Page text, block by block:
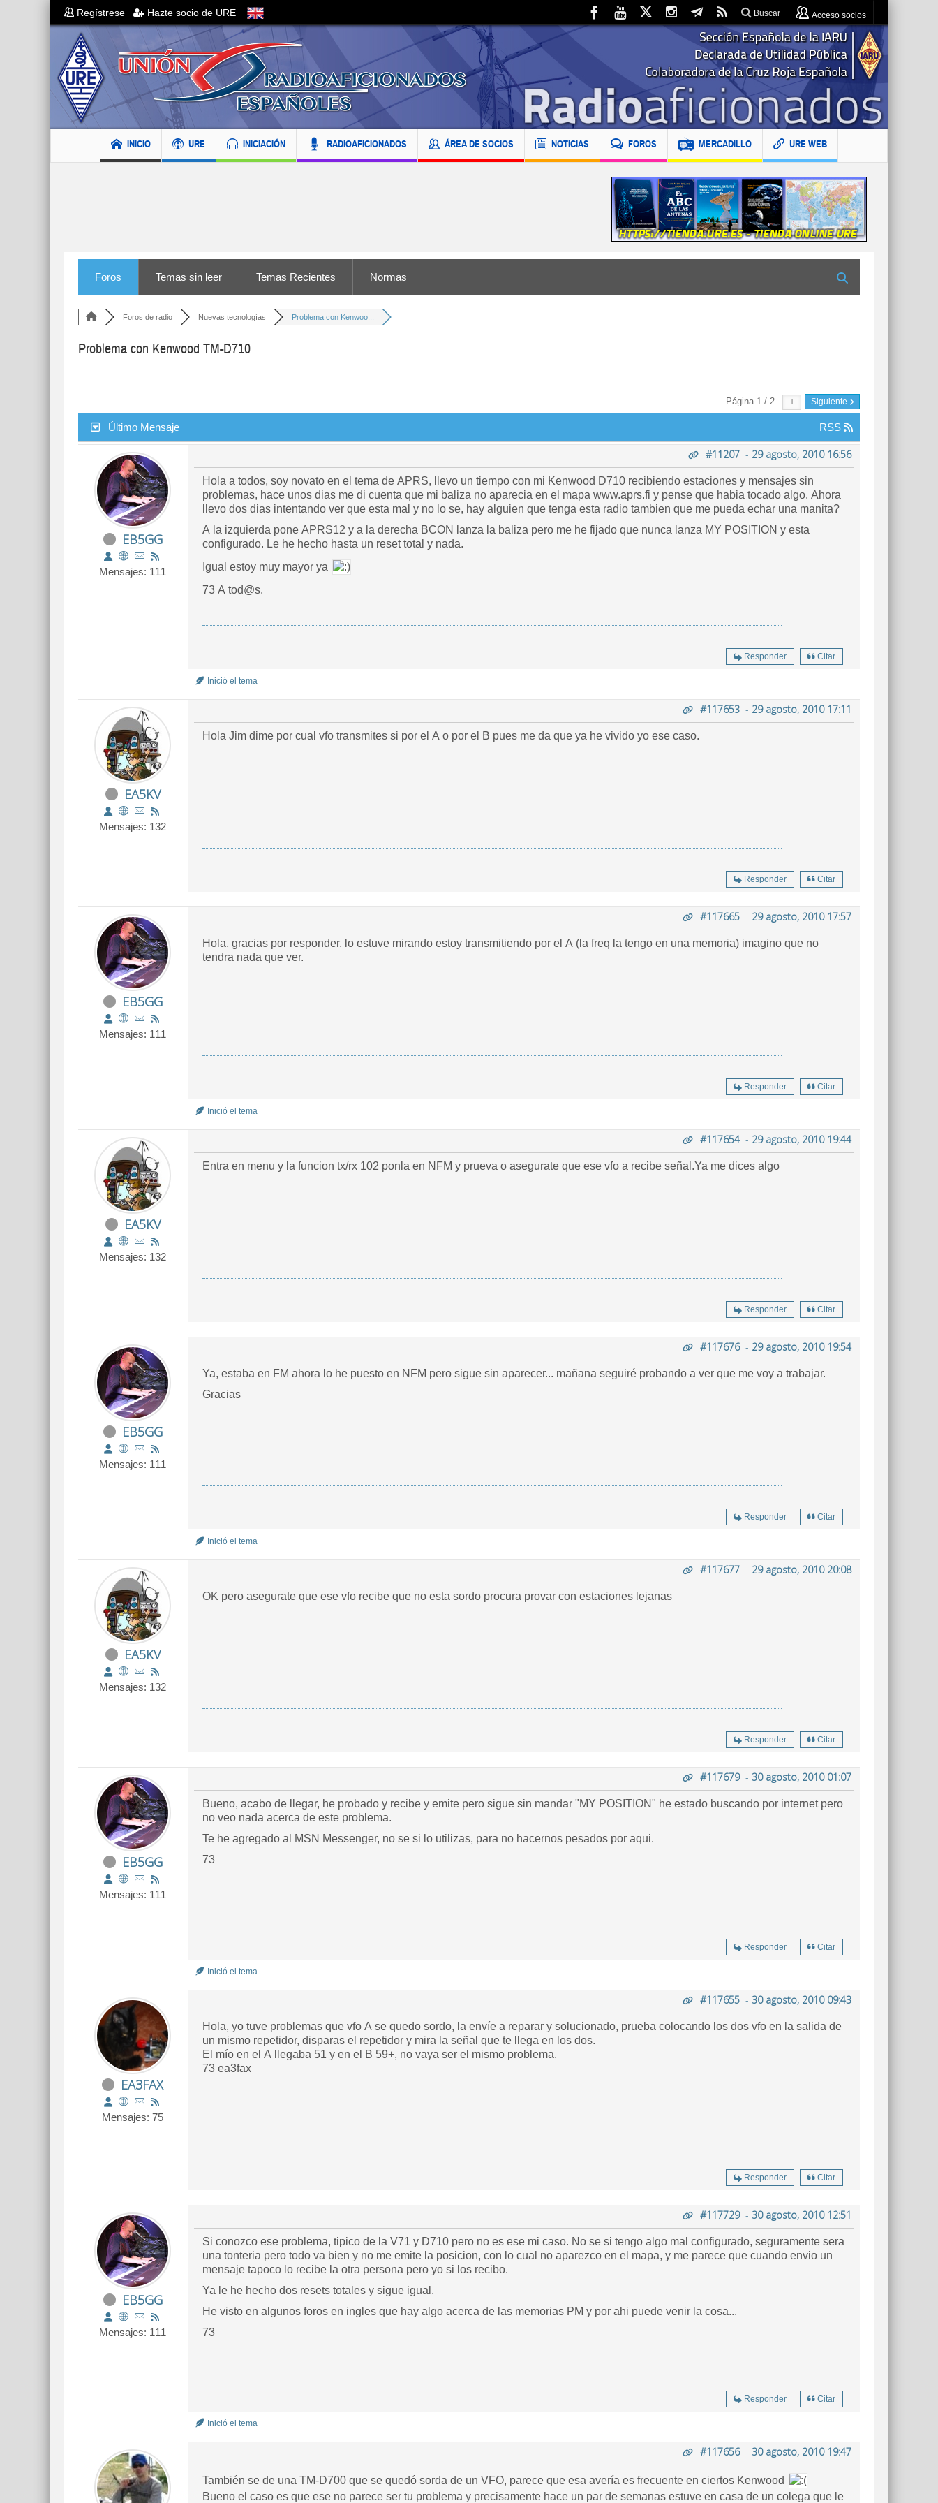
Regístrese Hazte socio de URE Buscar Acceso socios
INICIO URE INICIACIÓN RADIOAFICIONADOS ÁREA DE SOCIOS NOTICIAS FOROS MERCADILLO URE WEB
Foros Temas sin leer Temas Recientes Normas
Foros de radio Nuevas tecnologías Problema con Kenwoo...
Problema con Kenwood TM-D710
Página 1 / 2 Siguiente
Último Mensaje RSS
EB5GG
Mensajes: 111
#11207 - 29 agosto, 2010 16:56
Hola a todos, soy novato en el tema de APRS, llevo un tiempo con mi Kenwood D710 recibiendo estaciones y mensajes sin
problemas, hace unos dias me di cuenta que mi baliza no aparecia en el mapa www.aprs.fi y pense que habia tocado algo. Ahora
llevo dos dias intentando ver que esta mal y no lo se, hay alguien que tenga esta radio tambien que me pueda echar una manita?
A la izquierda pone APRS12 y a la derecha BCON lanza la baliza pero me he fijado que nunca lanza MY POSITION y esta
configurado. Le he hecho hasta un reset total y nada.
Igual estoy muy mayor ya
73 A tod@s.
Responder Citar
Inició el tema
EA5KV
Mensajes: 132
#117653 - 29 agosto, 2010 17:11
Hola Jim dime por cual vfo transmites si por el A o por el B pues me da que ya he vivido yo ese caso.
Responder Citar
EB5GG
Mensajes: 111
#117665 - 29 agosto, 2010 17:57
Hola, gracias por responder, lo estuve mirando estoy transmitiendo por el A (la freq la tengo en una memoria) imagino que no
tendra nada que ver.
Responder Citar
Inició el tema
EA5KV
Mensajes: 132
#117654- 29 agosto, 2010 19:44
Entra en menu y la funcion tx/rx 102 ponla en NFM y prueva o asegurate que ese vfo a recibe señal.Ya me dices algo
Responder Citar
EB5GG
Mensajes: 111
#117676- 29 agosto, 2010 19:54
Ya, estaba en FM ahora lo he puesto en NFM pero sigue sin aparecer... mañana seguiré probando a ver que me voy a trabajar.
Gracias
Responder Citar
Inició el tema
EA5KV
Mensajes: 132
#117677 - 29 agosto, 2010 20:08
OK pero asegurate que ese vfo recibe que no esta sordo procura provar con estaciones lejanas
Responder Citar
EB5GG
Mensajes: 111
#117679- 30 agosto, 2010 01:07
Bueno, acabo de llegar, he probado y recibe y emite pero sigue sin mandar "MY POSITION" he estado buscando por internet pero
no veo nada acerca de este problema.
Te he agregado al MSN Messenger, no se si lo utilizas, para no hacernos pesados por aqui.
73
Responder Citar
Inició el tema
EA3FAX
Mensajes: 75
#117655 - 30 agosto, 2010 09:43
Hola, yo tuve problemas que vfo A se quedo sordo, la envíe a reparar y solucionado, prueba colocando los dos vfo en la salida de
un mismo repetidor, disparas el repetidor y mira la señal que te llega en los dos.
El mío en el A llegaba 51 y en el B 59+, no vaya ser el mismo problema.
73 ea3fax
Responder Citar
EB5GG
Mensajes: 111
#117729- 30 agosto, 2010 12:51
Si conozco ese problema, tipico de la V71 y D710 pero no es ese mi caso. No se si tengo algo mal configurado, seguramente sera
una tonteria pero todo va bien y no me emite la posicion, con lo cual no aparezco en el mapa, y me parece que cuando envio un
mensaje tapoco lo recibe la otra persona pero yo si los recibo.
Ya le he hecho dos resets totales y sigue igual.
He visto en algunos foros en ingles que hay algo acerca de las memorias PM y por ahi puede venir la cosa...
73
Responder Citar
Inició el tema
#117656- 30 agosto, 2010 19:47
También se de una TM-D700 que se quedó sorda de un VFO, parece que esa avería es frecuente en ciertos Kenwood
Bueno el caso es que ese no parece ser tu problema y precisamente hace un par de semanas estuve en casa de un colega que le